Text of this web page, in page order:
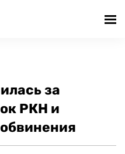
за
РКН и